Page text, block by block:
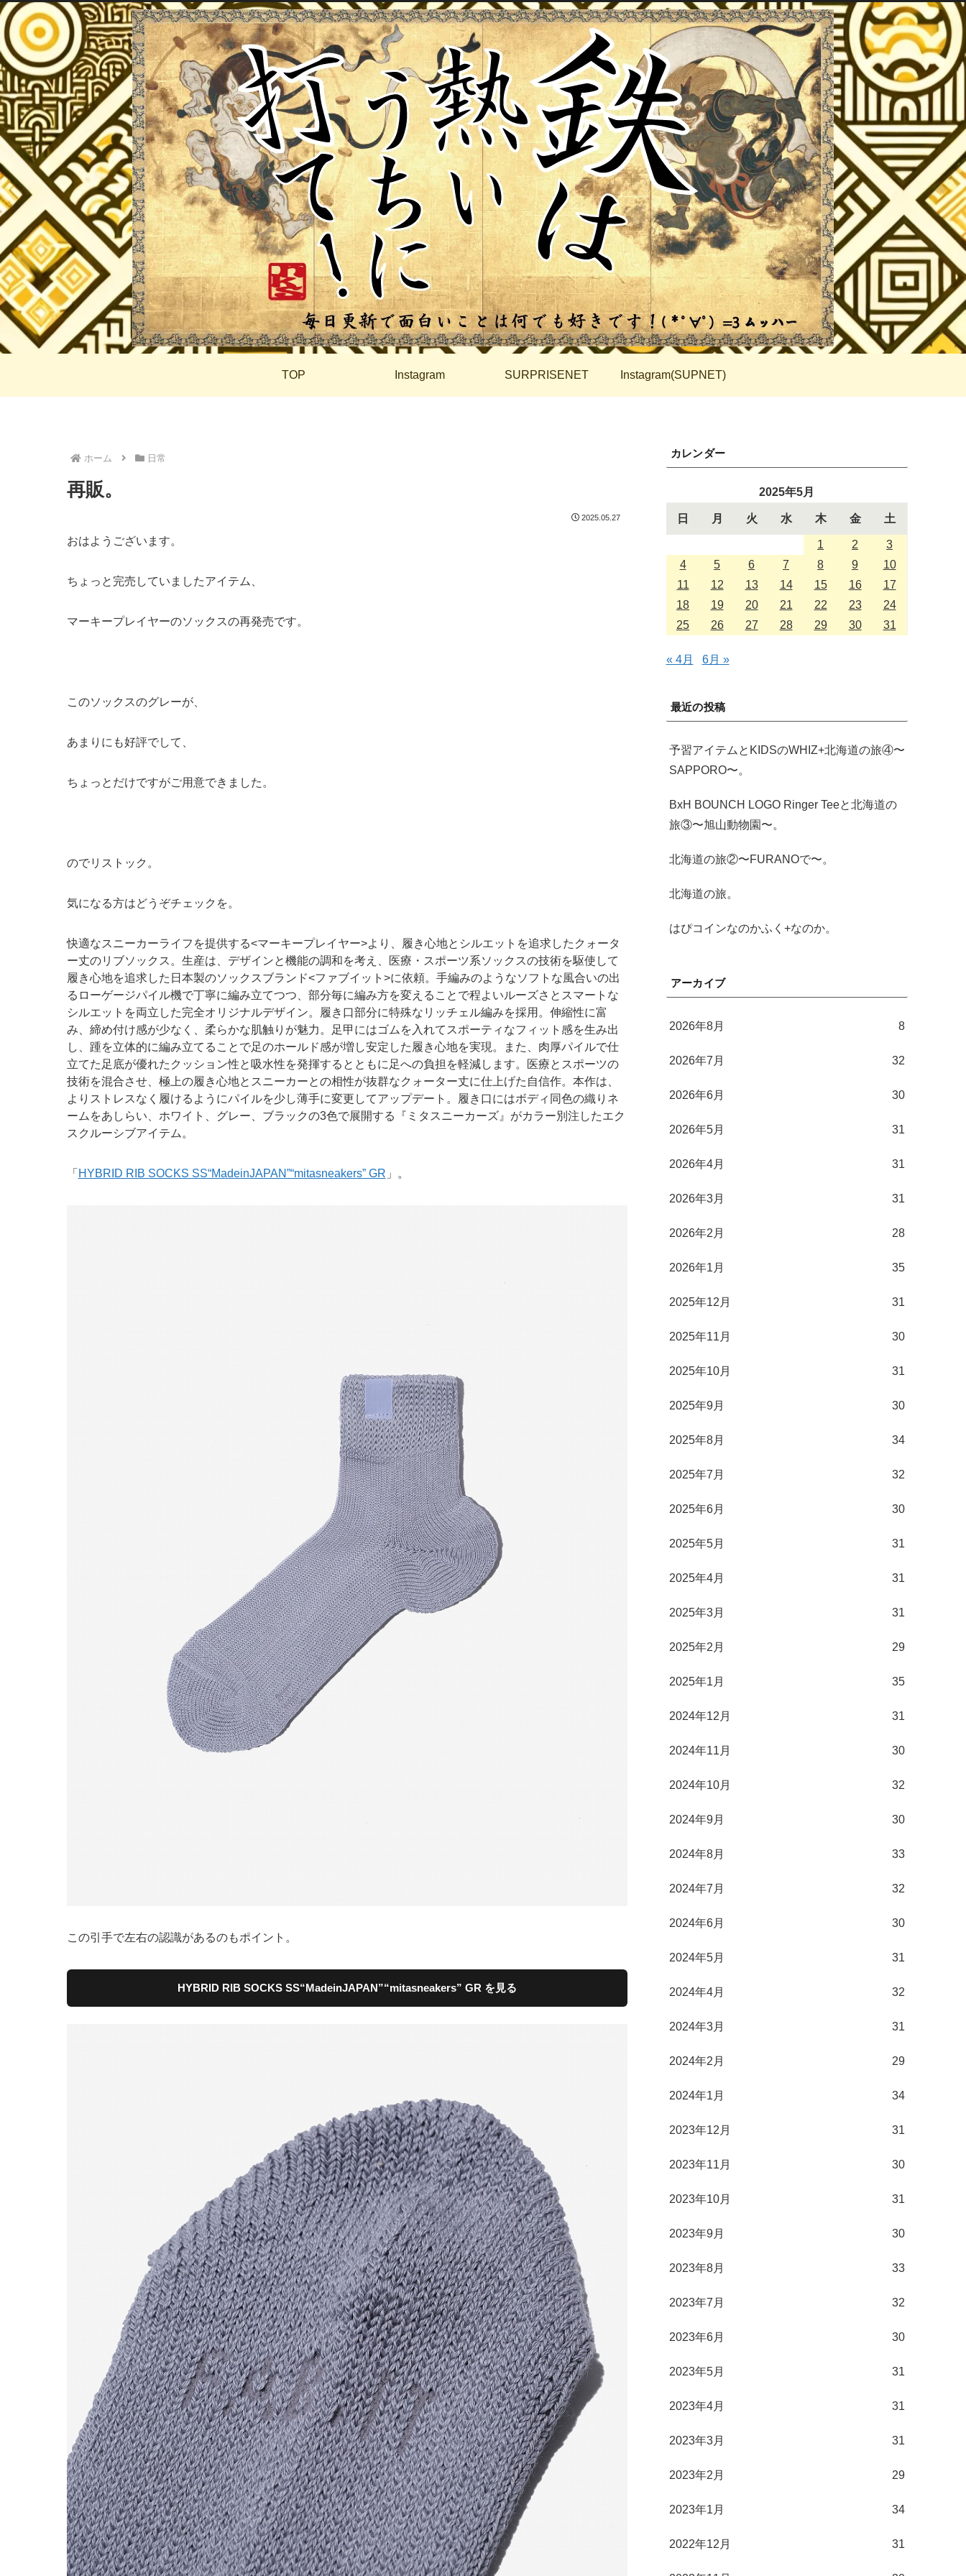
TOP Instagram SURPRISENET Instagram(SUPNET)
ホーム 日常
再販。
2025.05.27
おはようございます。
ちょっと完売していましたアイテム、
マーキープレイヤーのソックスの再発売です。
このソックスのグレーが、
あまりにも好評でして、
ちょっとだけですがご用意できました。
のでリストック。
気になる方はどうぞチェックを。
快適なスニーカーライフを提供する<マーキープレイヤー>より、履き心地とシルエットを追求したクォータ
ー丈のリブソックス。生産は、デザインと機能の調和を考え、医療・スポーツ系ソックスの技術を駆使して
履き心地を追求した日本製のソックスブランド<ファブイット>に依頼。手編みのようなソフトな風合いの出
るローゲージパイル機で丁寧に編み立てつつ、部分毎に編み方を変えることで程よいルーズさとスマートな
シルエットを両立した完全オリジナルデザイン。履き口部分に特殊なリッチェル編みを採用。伸縮性に富
み、締め付け感が少なく、柔らかな肌触りが魅力。足甲にはゴムを入れてスポーティなフィット感を生み出
し、踵を立体的に編み立てることで足のホールド感が増し安定した履き心地を実現。また、肉厚パイルで仕
立てた足底が優れたクッション性と吸水性を発揮するとともに足への負担を軽減します。医療とスポーツの
技術を混合させ、極上の履き心地とスニーカーとの相性が抜群なクォーター丈に仕上げた自信作。本作は、
よりストレスなく履けるようにパイルを少し薄手に変更してアップデート。履き口にはボディ同色の織りネ
ームをあしらい、ホワイト、グレー、ブラックの3色で展開する『ミタスニーカーズ』がカラー別注したエク
スクルーシブアイテム。
「 HYBRID RIB SOCKS SS“MadeinJAPAN”“mitasneakers” GR 」。
この引手で左右の認識があるのもポイント。
HYBRID RIB SOCKS SS“MadeinJAPAN”“mitasneakers” GR を見る
カレンダー
2025年5月
日 月 火 水 木 金 土
1 2
3
4
5 6 7 8 9
10
11
12 13 14 15 16
17
18
19 20 21 22 23
24
25
26 27 28 29 30 31
« 4月 6月 »
最近の投稿
予習アイテムとKIDSのWHIZ+北海道の旅④〜
SAPPORO〜。
BxH BOUNCH LOGO Ringer Teeと北海道の
旅③〜旭山動物園〜。
北海道の旅②〜FURANOで〜。
北海道の旅。
はぴコインなのかふく+なのか。
アーカイブ
2026年8月 8
2026年7月 32
2026年6月 30
2026年5月 31
2026年4月 31
2026年3月 31
2026年2月 28
2026年1月 35
2025年12月 31
2025年11月 30
2025年10月 31
2025年9月 30
2025年8月 34
2025年7月 32
2025年6月 30
2025年5月 31
2025年4月 31
2025年3月 31
2025年2月 29
2025年1月 35
2024年12月 31
2024年11月 30
2024年10月 32
2024年9月 30
2024年8月 33
2024年7月 32
2024年6月 30
2024年5月 31
2024年4月 32
2024年3月 31
2024年2月 29
2024年1月 34
2023年12月 31
2023年11月 30
2023年10月 31
2023年9月 30
2023年8月 33
2023年7月 32
2023年6月 30
2023年5月 31
2023年4月 31
2023年3月 31
2023年2月 29
2023年1月 34
2022年12月 31